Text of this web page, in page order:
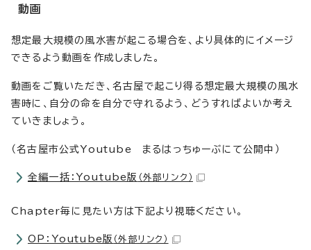
動画
想定最大規模の風水害が起こる場合を、より具体的にイメージ
できるよう動画を作成しました。
動画をご覧いただき、名古屋で起こり得る想定最大規模の風水
害時に、自分の命を自分で守れるよう、どうすればよいか考え
ていきましょう。
（名古屋市公式Youtube まるはっちゅーぶにて公開中）
全編一括：Youtube版 （外部リンク）
Chapter毎に見たい方は下記より視聴ください。
OP：Youtube版 （外部リンク）